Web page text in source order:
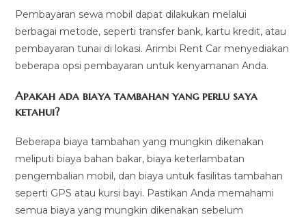
Pembayaran sewa mobil dapat dilakukan melalui
berbagai metode, seperti transfer bank, kartu kredit, atau
pembayaran tunai di lokasi. Arimbi Rent Car menyediakan
beberapa opsi pembayaran untuk kenyamanan Anda.
Apakah ada biaya tambahan yang perlu saya
ketahui?
Beberapa biaya tambahan yang mungkin dikenakan
meliputi biaya bahan bakar, biaya keterlambatan
pengembalian mobil, dan biaya untuk fasilitas tambahan
seperti GPS atau kursi bayi. Pastikan Anda memahami
semua biaya yang mungkin dikenakan sebelum